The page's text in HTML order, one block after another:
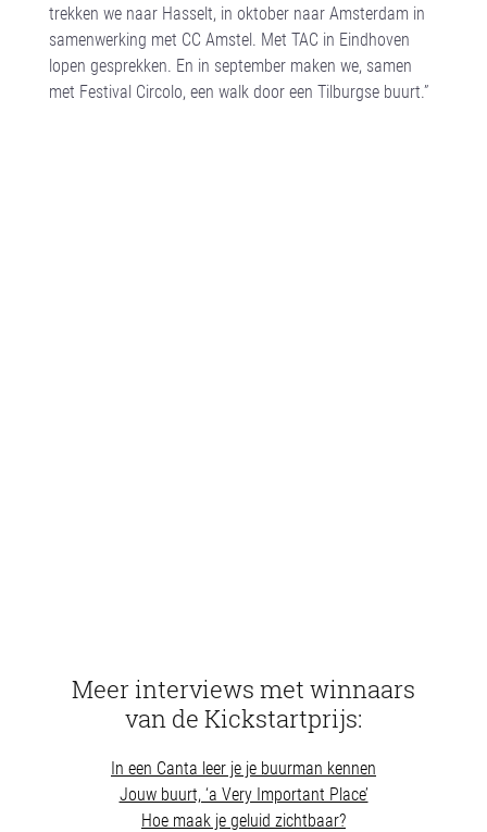
trekken we naar Hasselt, in oktober naar Amsterdam in
samenwerking met CC Amstel. Met TAC in Eindhoven
lopen gesprekken. En in september maken we, samen
met Festival Circolo, een walk door een Tilburgse buurt.”
Meer interviews met winnaars
van de Kickstartprijs:
In een Canta leer je je buurman kennen
Jouw buurt, ‘a Very Important Place’
Hoe maak je geluid zichtbaar?